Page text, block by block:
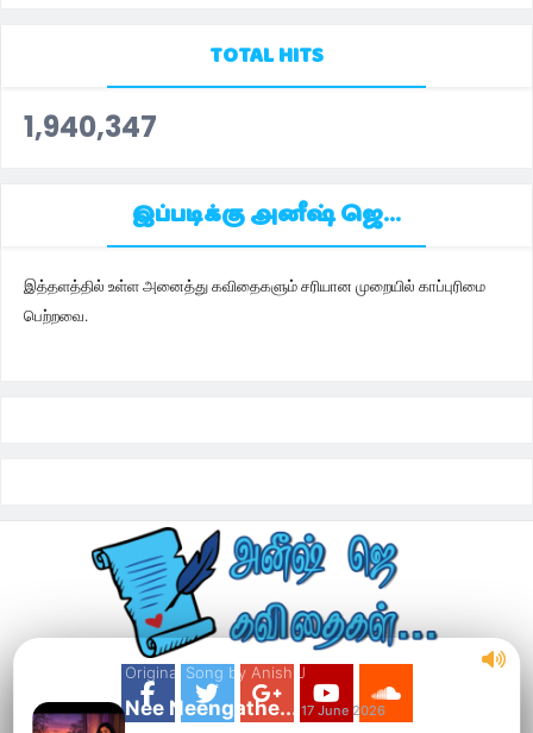
Original Song by Anish J
Nee Neengathe...17 June 2026
TOTAL HITS
1,940,347
இப்படிக்கு அனீஷ் ஜெ...
இத்தளத்தில் உள்ள அனைத்து கவிதைகளும் சரியான முறையில் காப்புரிமை
பெற்றவை.